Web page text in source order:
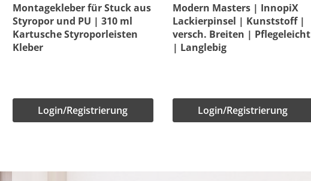
Montagekleber für Stuck aus
Styropor und PU | 310 ml
Kartusche Styroporleisten
Kleber
Login/Registrierung
Modern Masters | InnopiX
Lackierpinsel | Kunststoff |
versch. Breiten | Pflegeleicht
| Langlebig
Login/Registrierung